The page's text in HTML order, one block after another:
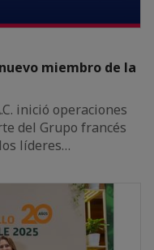
miembro de la
inició operaciones
del Grupo francés
líderes…